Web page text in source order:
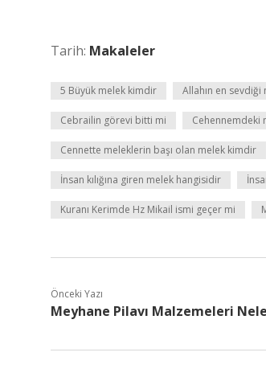
Tarih: Makaleler
5 Büyük melek kimdir Allahın en
Cebrailin görevi bitti mi Cehennemdeki
Cennette meleklerin başı olan melek kimdir
İnsan kılığına giren melek hangisidir
Kuranı Kerimde Hz Mikail ismi geçer mi
Önceki Yazı
Meyhane Pilavı Malzemeleri